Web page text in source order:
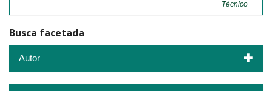
Técnico
Busca facetada
Autor